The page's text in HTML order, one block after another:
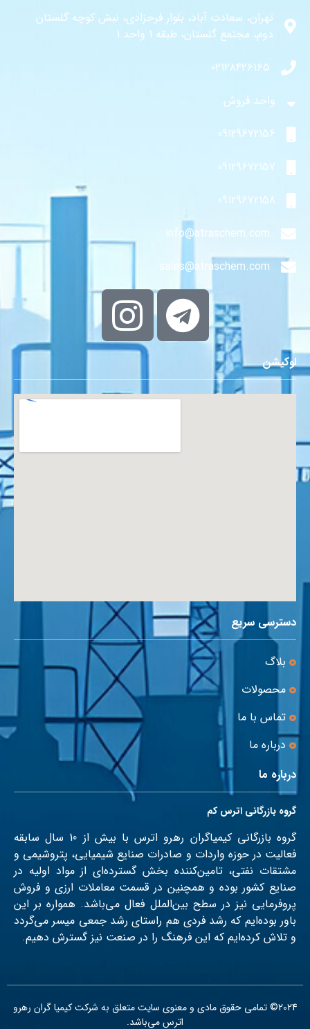
تهران، سعادت آباد، بلوار فرحزادی، نبش کوچه گلستان
دوم، مجتمع گلستان، طبقه 1 واحد 1
۰۲۱۲۸۴۲۶۱۶۵
واحد فروش
09129672156
09129672157
09129672158
info@atraschem.com
sales@atraschem.com
لوکیشن
دسترسی سریع
بلاگ
محصولات
تماس با ما
درباره ما
درباره ما
گروه بازرگانی اترس کم
گروه بازرگانی کیمیاگران رهرو اترس با بیش از 10 سال سابقه
فعالیت در حوزه واردات و صادرات صنایع شیمیایی، پتروشیمی و
مشتقات نفتی، تامین‌کننده بخش گسترده‌ای از مواد اولیه در
صنایع کشور بوده و همچنین در قسمت معاملات ارزی و فروش
پروفرمایی نیز در سطح بین‌الملل فعال می‌باشد. همواره بر این
باور بوده‌‌ایم که رشد فردی هم راستای رشد جمعی میسر می‌گردد
و تلاش کرده‌ایم که این فرهنگ را در صنعت نیز گسترش دهیم.
2024© تمامی حقوق مادی و معنوی سایت متعلق به شرکت کیمیا گران رهرو
اترس می‌باشد.